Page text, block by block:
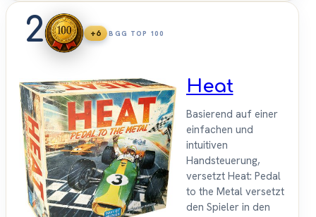
2 +6 BGG TOP 100
Heat
Basierend auf einer
einfachen und
intuitiven
Handsteuerung,
versetzt Heat: Pedal
to the Metal versetzt
den Spieler in den